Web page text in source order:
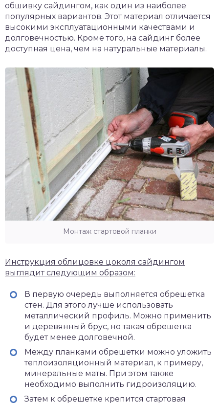
обшивку сайдингом, как один из наиболее
популярных вариантов. Этот материал отличается
высокими эксплуатационными качествами и
долговечностью. Кроме того, на сайдинг более
доступная цена, чем на натуральные материалы.
Монтаж стартовой планки
Инструкция облицовке цоколя сайдингом
выглядит следующим образом:
В первую очередь выполняется обрешетка
стен. Для этого лучше использовать
металлический профиль. Можно применить
и деревянный брус, но такая обрешетка
будет менее долговечной.
Между планками обрешетки можно уложить
теплоизоляционный материал, к примеру,
минеральные маты. При этом также
необходимо выполнить гидроизоляцию.
Затем к обрешетке крепится стартовая